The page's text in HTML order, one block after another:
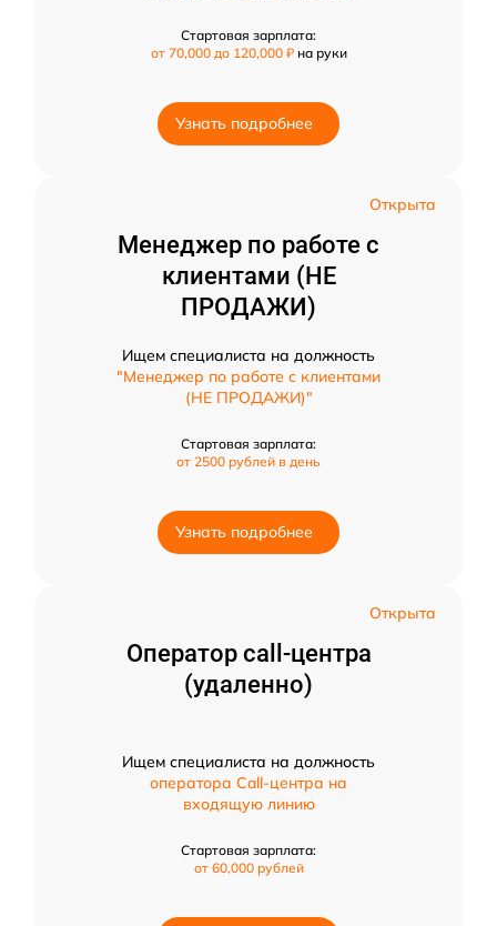
Стартовая зарплата:
от 70,000 до 120,000 ₽ на руки
Узнать подробнее
Открыта
Менеджер по работе с
клиентами (НЕ
ПРОДАЖИ)
Ищем специалиста на должность
"Менеджер по работе с клиентами
(НЕ ПРОДАЖИ)"
Стартовая зарплата:
от 2500 рублей в день
Узнать подробнее
Открыта
Оператор call-центра
(удаленно)
Ищем специалиста на должность
оператора Call-центра на
входящую линию
Стартовая зарплата:
от 60,000 рублей